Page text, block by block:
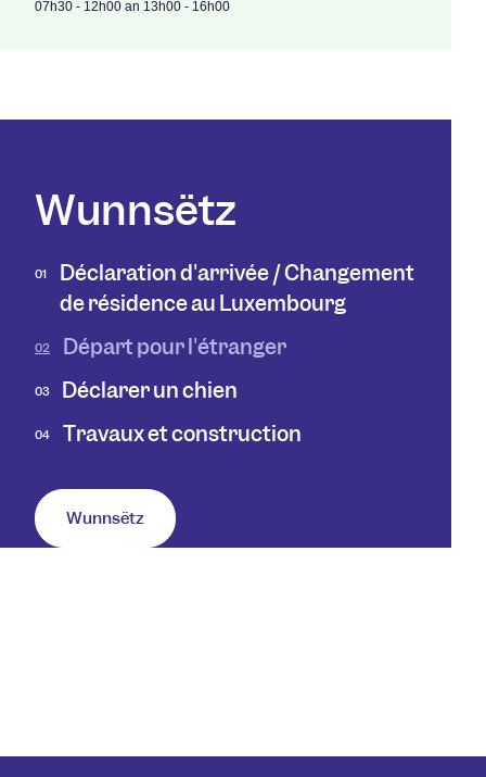
07h30 - 12h00 an 13h00 - 16h00
Wunnsëtz
01
Déclaration d'arrivée / Changement
de résidence au Luxembourg
02 Départ pour l'étranger
03 Déclarer un chien
04 Travaux et construction
Wunnsëtz